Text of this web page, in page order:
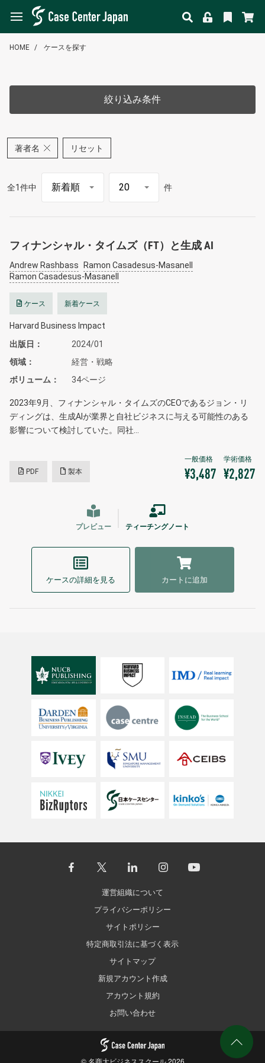
HOME ケースを探す
著者名 リセット
全1件中 件
フィナンシャル・タイムズ（FT）と生成 AI
Andrew Rashbass
Ramon Casadesus-Masanell
Ramon Casadesus-Masanell
ケース 新着ケース
Harvard Business Impact
出版日
2024/01
領域
経営・戦略
ボリューム
34ページ
2023年9月、フィナンシャル・タイムズのCEOであるジョン・リ
ディングは、生成AIが業界と自社ビジネスに与える可能性のある
影響について検討していた。同社…
PDF 製本 ¥3,487 ¥2,827
プレビュー ティーチングノート
ケースの詳細を見る カートに追加
絞り込み条件
運営組織について
プライバシーポリシー
サイトポリシー
特定商取引法に基づく表示
サイトマップ
新規アカウント作成
アカウント規約
お問い合わせ
© 名商大ビジネススクール2026